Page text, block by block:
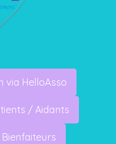
via HelloAsso
/ Aidants